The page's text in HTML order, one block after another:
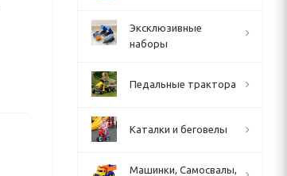
Эксклюзивные
наборы
Педальные трактора
Каталки и беговелы
Машинки, Самосвалы,